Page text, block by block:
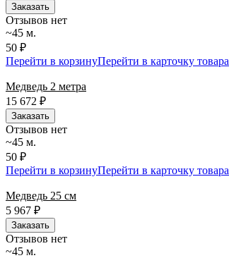
Заказать
Отзывов нет
~45 м.
50 ₽
Перейти в корзинуПерейти в карточку товара
Медведь 2 метра
15 672 ₽
Заказать
Отзывов нет
~45 м.
50 ₽
Перейти в корзинуПерейти в карточку товара
Медведь 25 см
5 967 ₽
Заказать
Отзывов нет
~45 м.